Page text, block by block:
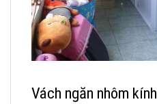
Vách ngăn nhôm kính